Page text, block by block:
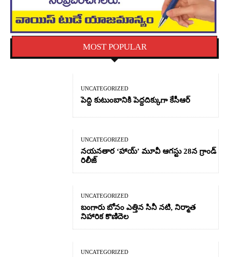
MOST POPULAR
UNCATEGORIZED
పెద్ది కుటుంబానికి పెద్దదిక్కుగా కేసీఆర్
UNCATEGORIZED
నయనతార ‘హాయ్’ మూవీ ఆగస్టు 28న గ్రాండ్
రిలీజ్
UNCATEGORIZED
బంగారు బోనం ఎత్తిన సినీ నటి, నిర్మాత
నిహారిక కొణిదెల
UNCATEGORIZED